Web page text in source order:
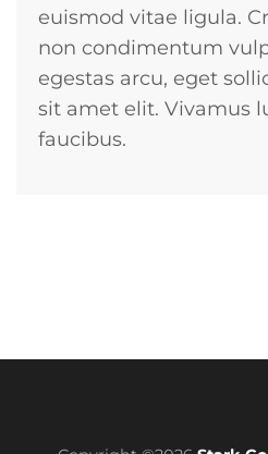
euismod vitae ligula.
non condimentum
egestas arcu, eget
sit amet elit. Vivamus
faucibus.